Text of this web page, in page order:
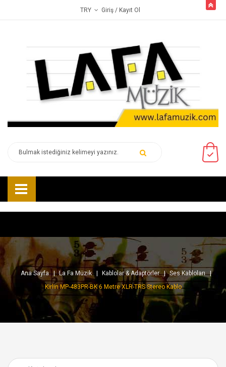
TRY Giriş / Kayıt Ol
Ana Sayfa La Fa Müzik Kablolar & Adaptörler
Ses Kabloları
Kirlin MP-483PR-BK 6 Metre XLR-TRS Stereo Kablo